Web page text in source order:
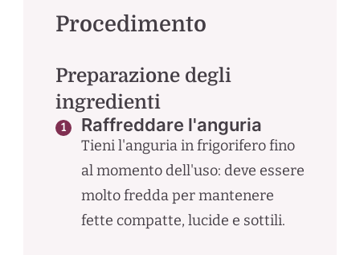
Procedimento
Preparazione degli
ingredienti
Raffreddare l'anguria
Tieni l'anguria in frigorifero fino
al momento dell'uso: deve essere
molto fredda per mantenere
fette compatte, lucide e sottili.